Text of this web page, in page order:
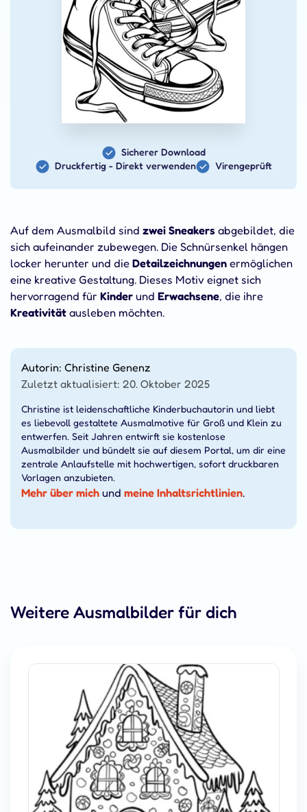
Sicherer Download
Druckfertig - Direkt verwenden
Virengeprüft
Auf dem Ausmalbild sind zwei Sneakers abgebildet, die
sich aufeinander zubewegen. Die Schnürsenkel hängen
locker herunter und die Detailzeichnungen ermöglichen
eine kreative Gestaltung. Dieses Motiv eignet sich
hervorragend für Kinder und Erwachsene, die ihre
Kreativität ausleben möchten.
Autorin: Christine Genenz
Zuletzt aktualisiert: 20. Oktober 2025
Christine ist leidenschaftliche Kinderbuchautorin und liebt
es liebevoll gestaltete Ausmalmotive für Groß und Klein zu
entwerfen. Seit Jahren entwirft sie kostenlose
Ausmalbilder und bündelt sie auf diesem Portal, um dir eine
zentrale Anlaufstelle mit hochwertigen, sofort druckbaren
Vorlagen anzubieten.
Mehr über mich und meine Inhaltsrichtlinien.
Weitere Ausmalbilder für dich